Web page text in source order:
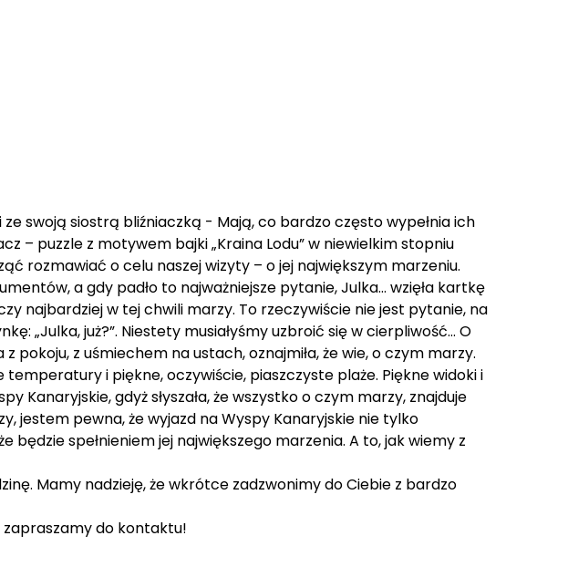
swoją siostrą bliźniaczką - Mają, co bardzo często wypełnia ich
– puzzle z motywem bajki „Kraina Lodu” w niewielkim stopniu
rozmawiać o celu naszej wizyty – o jej największym marzeniu.
a gdy padło to najważniejsze pytanie, Julka… wzięła kartkę
najbardziej w tej chwili marzy. To rzeczywiście nie jest pytanie, na
„Julka, już?”. Niestety musiałyśmy uzbroić się w cierpliwość… O
pokoju, z uśmiechem na ustach, oznajmiła, że wie, o czym marzy.
i piękne, oczywiście, piaszczyste plaże. Piękne widoki i
Kanaryjskie, gdyż słyszała, że wszystko o czym marzy, znajduje
jestem pewna, że wyjazd na Wyspy Kanaryjskie nie tylko
spełnieniem jej największego marzenia. A to, jak wiemy z
Mamy nadzieję, że wkrótce zadzwonimy do Ciebie z bardzo
do kontaktu!